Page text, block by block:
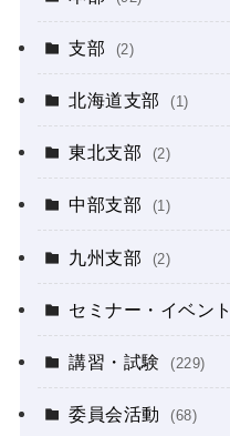
支部 (2)
北海道支部 (1)
東北支部 (2)
中部支部 (1)
九州支部 (2)
セミナー・イベント
講習・試験 (229)
委員会活動 (68)